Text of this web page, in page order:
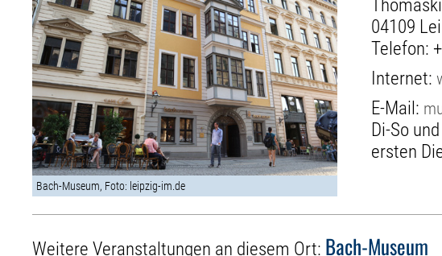
Bach-Museum, Foto: leipzig-im.de
04109
Telefon:
Internet:
E-Mail:
Di-So
ersten
Weitere Veranstaltungen an diesem Ort: Bach-Museum